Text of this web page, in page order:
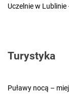
Uczelnie w
Turystyka
Puławy nocą –